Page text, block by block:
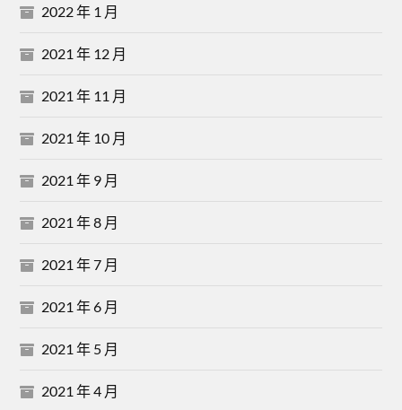
2022 年 1 月
2021 年 12 月
2021 年 11 月
2021 年 10 月
2021 年 9 月
2021 年 8 月
2021 年 7 月
2021 年 6 月
2021 年 5 月
2021 年 4 月